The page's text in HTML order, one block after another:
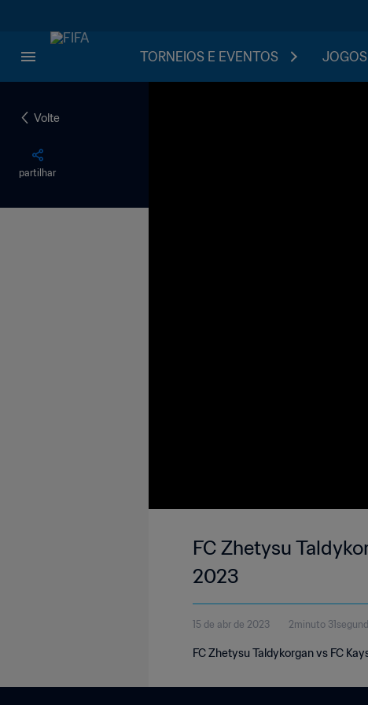
TORNEIOS E EVENTOS
Volte
partilhar
FC Zhetysu
2023
15 de abr de 2023 2minuto
FC Zhetysu Taldykorgan vs FC